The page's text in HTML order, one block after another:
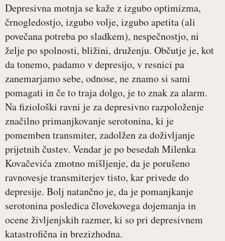
Depresivna motnja se kaže z izgubo optimizma,
črnogledostjo, izgubo volje, izgubo apetita (ali
povečana potreba po sladkem), nespečnostjo, ni
želje po spolnosti, bližini, druženju. Občutje je, kot
da tonemo, padamo v depresijo, v resnici pa
zanemarjamo sebe, odnose, ne znamo si sami
pomagati in če to traja dolgo, je to znak za alarm.
Na fiziološki ravni je za depresivno razpoloženje
značilno primanjkovanje serotonina, ki je
pomemben transmiter, zadolžen za doživljanje
prijetnih čustev. Vendar je po besedah Milenka
Kovačevića zmotno mišljenje, da je porušeno
ravnovesje transmiterjev tisto, kar privede do
depresije. Bolj natančno je, da je pomanjkanje
serotonina posledica človekovega dojemanja in
ocene življenjskih razmer, ki so pri depresivnem
katastrofična in brezizhodna.